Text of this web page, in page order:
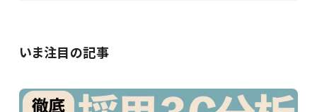
いま注目の記事